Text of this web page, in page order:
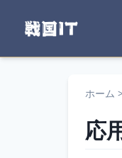
ホーム >
応